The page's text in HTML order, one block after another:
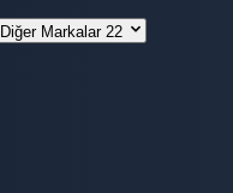
Diğer Markalar 22